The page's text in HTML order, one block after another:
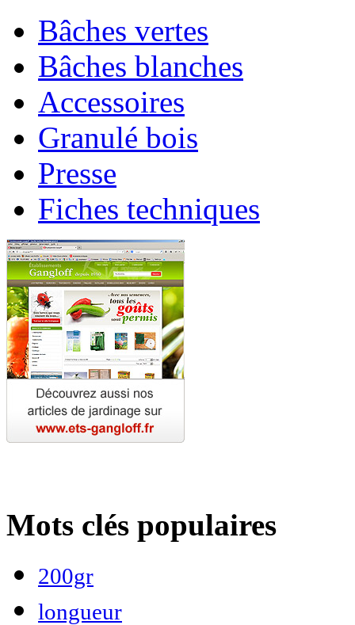
Bâches vertes
Bâches blanches
Accessoires
Granulé bois
Presse
Fiches techniques
Mots clés populaires
200gr
longueur